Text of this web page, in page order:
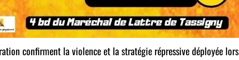
confirment la violence et la stratégie répressive déployée lors